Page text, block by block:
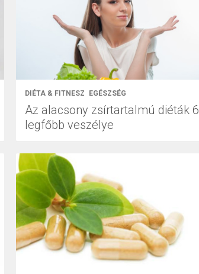
DIÉTA & FITNESZ EGÉSZSÉG
Az alacsony zsírtartalmú diéták 6
legfőbb veszélye